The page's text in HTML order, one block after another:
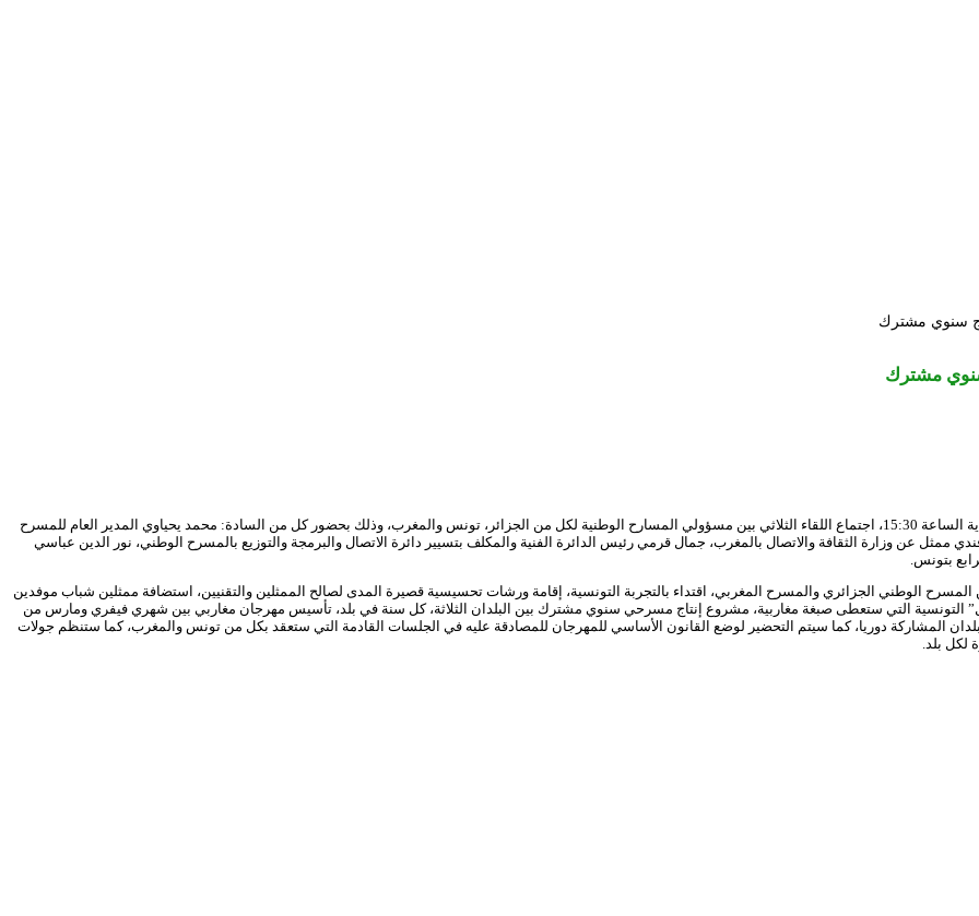
سنوي مشترك
مشترك
انعقد بالمسرح الوطني الجزائري محي الدين بشطارزي من الساعة 10:45 سا إلى غاية الساعة 15:30، اجتماع اللقاء الثلاثي بين مسؤولي المسارح الوطنية لكل من الجزائر، تونس والمغرب، وذلك بحضور كل من السادة: محمد يحياوي المدير العام للمسرح
ممثل عن وزارة الثقافة والاتصال بالمغرب، جمال قرمي رئيس الدائرة الفنية والمكلف بتسيير دائرة الاتصال والبرمجة والتوزيع بالمسرح الوطني، نور الدين عباسي
بتونس.
الوطني الجزائري والمسرح المغربي، اقتداء بالتجربة التونسية، إقامة ورشات تحسيسية قصيرة المدى لصالح الممثلين والتقنيين، استضافة ممثلين شباب موفدين
التي ستعطى صبغة مغاربية، مشروع إنتاج مسرحي سنوي مشترك بين البلدان الثلاثة، كل سنة في بلد، تأسيس مهرجان مغاربي بين شهري فيفري ومارس من
ليتنقل في السنوات المقبلة إلى البلدان المشاركة دوريا، كما سيتم التحضير لوضع القانون الأساسي للمهرجان للمصادقة عليه في الجلسات القادمة التي ستعقد بكل من تونس والمغرب، كما ستنظم جولات
لكل بلد.